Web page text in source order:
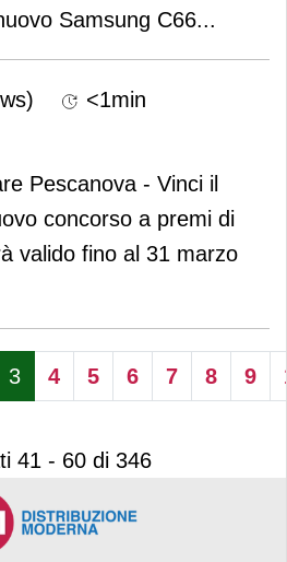
Samsung C66...
<1min
Pescanova - Vinci il
concorso a premi di
valido fino al 31 marzo
3 4 5 6 7 8 9
41 - 60 di 346